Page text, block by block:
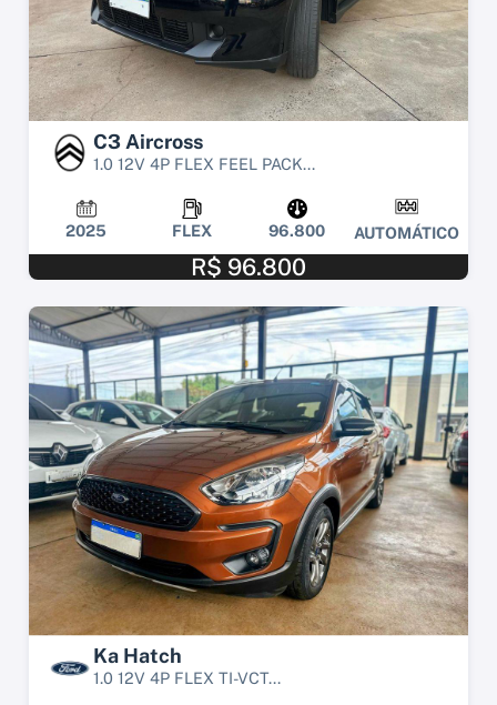
C3 Aircross
1.0 12V 4P FLEX FEEL PACK...
2025 FLEX 96.800 AUTOMÁTICO
R$ 96.800
Ka Hatch
1.0 12V 4P FLEX TI-VCT...